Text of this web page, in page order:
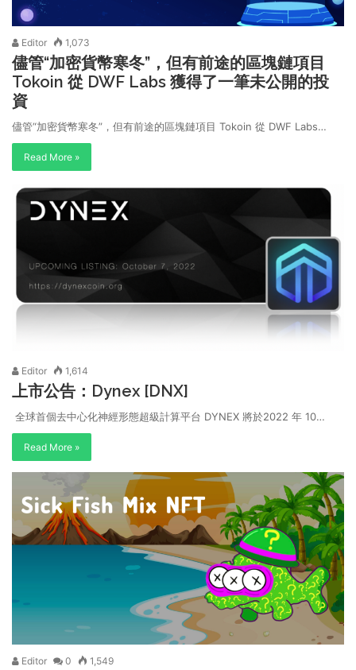
Editor 1,073
儘管“加密貨幣寒冬”，但有前途的區塊鏈項目
Tokoin 從 DWF Labs 獲得了一筆未公開的投
資
儘管“加密貨幣寒冬”，但有前途的區塊鏈項目 Tokoin 從 DWF Labs…
Read More »
Editor 1,614
上市公告：Dynex [DNX]
全球首個去中心化神經形態超級計算平台 DYNEX 將於2022 年 10…
Read More »
Editor 0 1,549